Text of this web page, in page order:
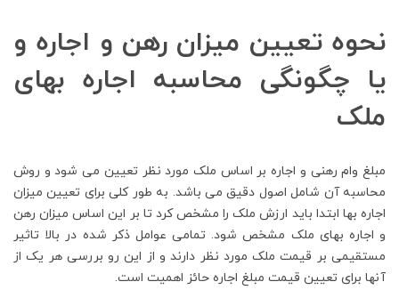
نحوه تعیین میزان رهن و اجاره و
یا چگونگی محاسبه اجاره بهای
ملک
مبلغ وام رهنی و اجاره بر اساس ملک مورد نظر تعیین می شود و روش
محاسبه آن شامل اصول دقیق می باشد. به طور کلی برای تعیین میزان
اجاره بها ابتدا باید ارزش ملک را مشخص کرد تا بر این اساس میزان رهن
و اجاره بهای ملک مشخص شود. تمامی عوامل ذکر شده در بالا تاثیر
مستقیمی بر قیمت ملک مورد نظر دارند و از این رو بررسی هر یک از
آنها برای تعیین قیمت مبلغ اجاره حائز اهمیت است.